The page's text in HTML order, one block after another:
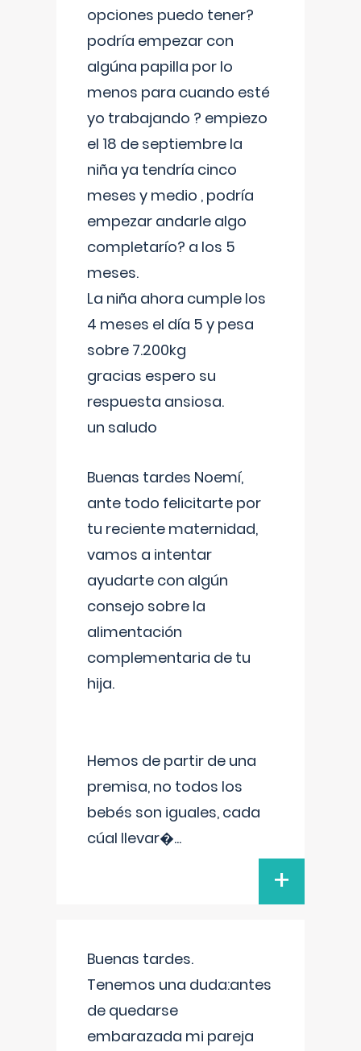
opciones puedo tener?
podría empezar con
algúna papilla por lo
menos para cuando esté
yo trabajando ? empiezo
el 18 de septiembre la
niña ya tendría cinco
meses y medio , podría
empezar andarle algo
completarío? a los 5
meses.
La niña ahora cumple los
4 meses el día 5 y pesa
sobre 7.200kg
gracias espero su
respuesta ansiosa.
un saludo
Buenas tardes Noemí,
ante todo felicitarte por
tu reciente maternidad,
vamos a intentar
ayudarte con algún
consejo sobre la
alimentación
complementaria de tu
hija.
Hemos de partir de una
premisa, no todos los
bebés son iguales, cada
cúal llevar�...
+
Buenas tardes.
Tenemos una duda:antes
de quedarse
embarazada mi pareja